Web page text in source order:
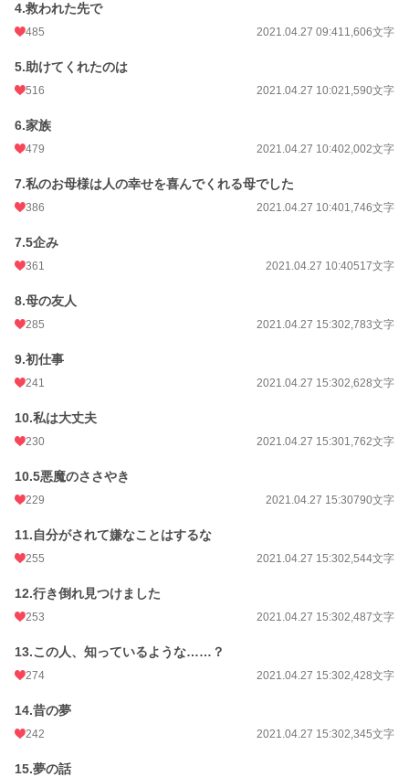
週間ポイント
月間ポイント 8,246 pt (5,332 位)
年間ポイント
累計ポイント
4.救われた先で
485 2021.04.27 09:411,606文字
5.助けてくれたのは
516 2021.04.27 10:021,590文字
6.家族
479 2021.04.27 10:402,002文字
7.私のお母様は人の幸せを喜んでくれる母でした
386 2021.04.27 10:401,746文字
7.5企み
361 2021.04.27 10:40517文字
8.母の友人
285 2021.04.27 15:302,783文字
9.初仕事
241 2021.04.27 15:302,628文字
10.私は大丈夫
230 2021.04.27 15:301,762文字
10.5悪魔のささやき
229 2021.04.27 15:30790文字
11.自分がされて嫌なことはするな
255 2021.04.27 15:302,544文字
12.行き倒れ見つけました
253 2021.04.27 15:302,487文字
13.この人、知っているような……？
274 2021.04.27 15:302,428文字
14.昔の夢
242 2021.04.27 15:302,345文字
15.夢の話